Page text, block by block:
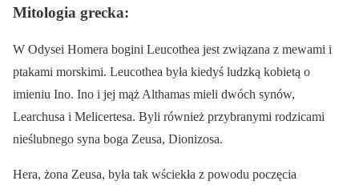
Mitologia grecka:
W Odysei Homera bogini Leucothea jest związana z mewami i
ptakami morskimi. Leucothea była kiedyś ludzką kobietą o
imieniu Ino. Ino i jej mąż Althamas mieli dwóch synów,
Learchusa i Melicertesa. Byli również przybranymi rodzicami
nieślubnego syna boga Zeusa, Dionizosa.
Hera, żona Zeusa, była tak wściekła z powodu poczęcia